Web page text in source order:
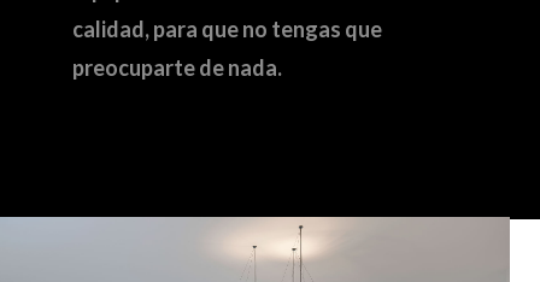
calidad, para que no tengas que
preocuparte de nada.